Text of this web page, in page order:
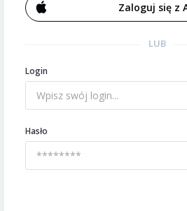
Zaloguj się z
LUB
Login
Hasło